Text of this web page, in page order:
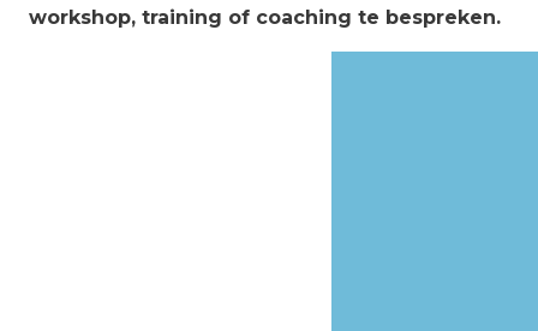
workshop, training of coaching te bespreken.